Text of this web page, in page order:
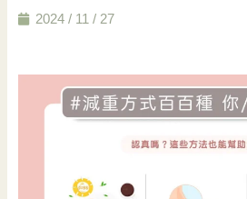
2024 / 11 / 27